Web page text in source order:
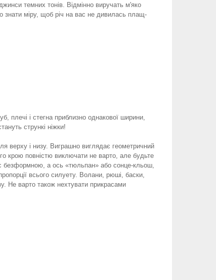
темних тонів. Відмінно виручать м'яко
знати міру, щоб річ на вас не дивилась плащ-
плечі і стегна приблизно однакової ширини,
стрункі ніжки!
верху і низу. Виграшно виглядає геометричний
крою повністю виключати не варто, але будьте
безформною, а ось «тюльпан» або сонце-кльош,
всього силуету. Волани, рюші, баски,
Не варто також нехтувати прикрасами